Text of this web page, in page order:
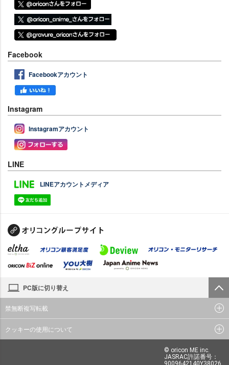
Facebook
Facebookアカウント
Instagram
Instagramアカウント
LINE
LINEアカウントメディア
PC版に切り替え
禁無断複写転載
クッキーの使用について
© oricon ME inc.
JASRAC許諾番号：
9009642140Y38026